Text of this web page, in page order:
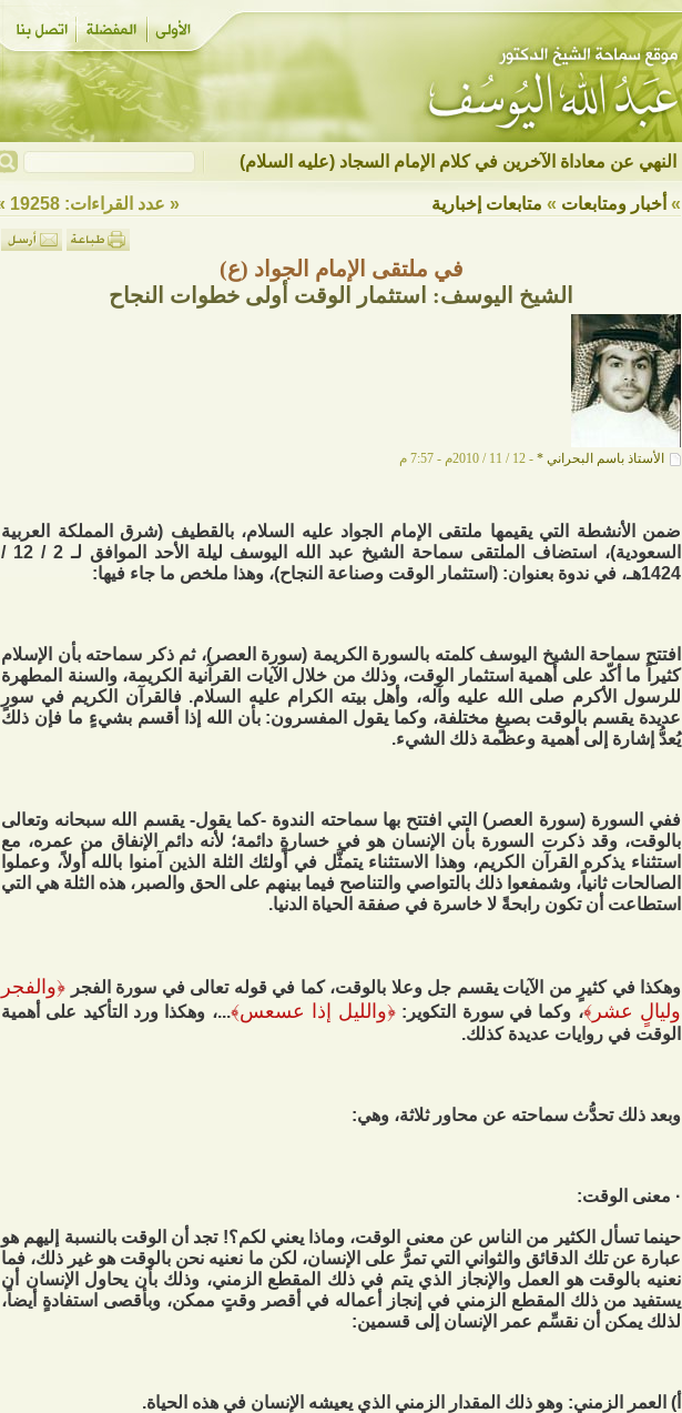
النهي عن معاداة الآخرين في كلام الإمام السجاد (عليه السلام)
« عدد القراءات: 19258 » » أخبار ومتابعات » متابعات إخبارية
في ملتقى الإمام الجواد (ع)
الشيخ اليوسف: استثمار الوقت أولى خطوات النجاح
الأستاذ باسم البحراني * - 12 / 11 / 2010م - 7:57 م
ضمن الأنشطة التي يقيمها ملتقى الإمام الجواد عليه السلام، بالقطيف (شرق المملكة العربية
السعودية)، استضاف الملتقى سماحة الشيخ عبد الله اليوسف ليلة الأحد الموافق لـ 2 / 12 /
1424هـ، في ندوة بعنوان: (استثمار الوقت وصناعة النجاح)، وهذا ملخص ما جاء فيها:
افتتح سماحة الشيخ اليوسف كلمته بالسورة الكريمة (سورة العصر)، ثم ذكر سماحته بأن الإسلام
كثيراً ما أكّد على أهمية استثمار الوقت، وذلك من خلال الآيات القرآنية الكريمة، والسنة المطهرة
للرسول الأكرم صلى الله عليه وآله، وأهل بيته الكرام عليه السلام. فالقرآن الكريم في سورٍ
عديدة يقسم بالوقت بصيغٍ مختلفة، وكما يقول المفسرون: بأن الله إذا أقسم بشيءٍ ما فإن ذلك
يُعدُّ إشارة إلى أهمية وعظمة ذلك الشيء.
ففي السورة (سورة العصر) التي افتتح بها سماحته الندوة -كما يقول- يقسم الله سبحانه وتعالى
بالوقت، وقد ذكرت السورة بأن الإنسان هو في خسارةٍ دائمة؛ لأنه دائم الإنفاق من عمره، مع
استثناء يذكره القرآن الكريم، وهذا الاستثناء يتمثَّل في أولئك الثلة الذين آمنوا بالله أولاً، وعملوا
الصالحات ثانياً، وشمفعوا ذلك بالتواصي والتناصح فيما بينهم على الحق والصبر، هذه الثلة هي التي
استطاعت أن تكون رابحةً لا خاسرة في صفقة الحياة الدنيا.
وهكذا في كثيرٍ من الآيات يقسم جل وعلا بالوقت، كما في قوله تعالى في سورة الفجر ﴿والفجر
وليالٍ عشر﴾، وكما في سورة التكوير: ﴿والليل إذا عسعس﴾...، وهكذا ورد التأكيد على أهمية
الوقت في روايات عديدة كذلك.
وبعد ذلك تحدُّث سماحته عن محاور ثلاثة، وهي:
· معنى الوقت:
حينما تسأل الكثير من الناس عن معنى الوقت، وماذا يعني لكم؟! تجد أن الوقت بالنسبة إليهم هو
عبارة عن تلك الدقائق والثواني التي تمرُّ على الإنسان، لكن ما نعنيه نحن بالوقت هو غير ذلك، فما
نعنيه بالوقت هو العمل والإنجاز الذي يتم في ذلك المقطع الزمني، وذلك بأن يحاول الإنسان أن
يستفيد من ذلك المقطع الزمني في إنجاز أعماله في أقصر وقتٍ ممكن، وبأقصى استفادةٍ أيضاً،
لذلك يمكن أن نقسِّم عمر الإنسان إلى قسمين:
أ) العمر الزمني: وهو ذلك المقدار الزمني الذي يعيشه الإنسان في هذه الحياة.